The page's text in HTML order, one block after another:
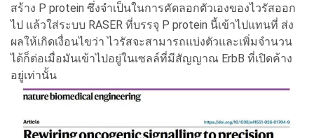
สร้าง P protein ซึ่งจำเป็นในการคัดลอกตัวเองของไวรัสออก
ไป แล้วใส่ระบบ RASER ที่บรรจุ P protein นี้เข้าไปแทนที่ ส่ง
ผลให้เกิดเงื่อนไขว่า ไวรัสจะสามารถแบ่งตัวและเพิ่มจำนวน
ได้ก็ต่อเมื่อมันเข้าไปอยู่ในเซลล์ที่มีสัญญาณ ErbB ที่เปิดค้าง
อยู่เท่านั้น